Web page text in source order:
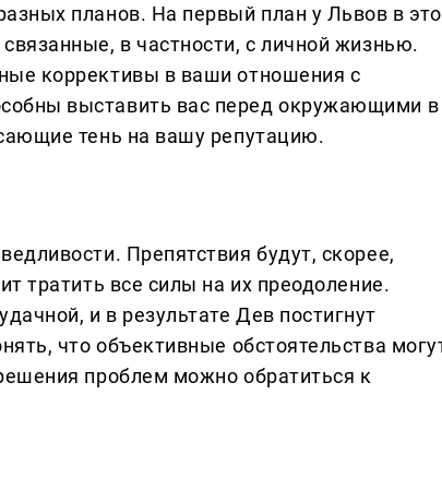
планов. На первый план у Львов в
в частности, с личной жизнью.
коррективы в ваши отношения с
выставить вас перед окружающими в
тень на вашу репутацию.
Препятствия будут, скорее,
тратить все силы на их преодоление.
и в результате Дев постигнут
что объективные обстоятельства
проблем можно обратиться к